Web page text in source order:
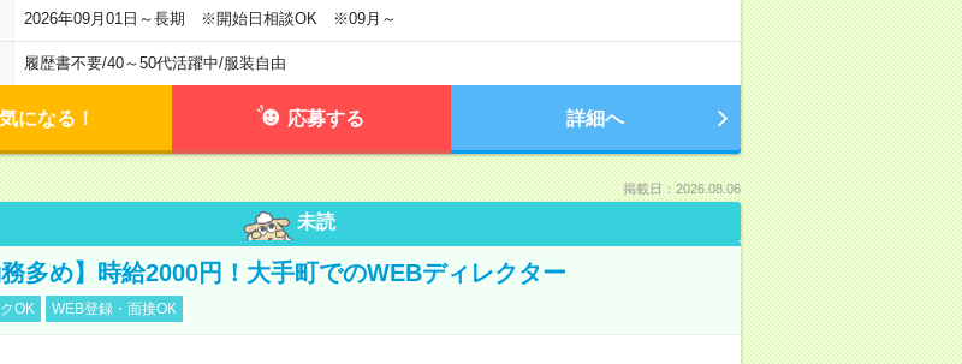
2026年09月01日～長期 ※開始日相談OK ※09月～
履歴書不要/40～50代活躍中/服装自由
気になる！ 応募する 詳細へ
掲載日：2026.08.06
未読
務多め】時給2000円！大手町でのWEBディレクター
OK WEB登録・面接OK